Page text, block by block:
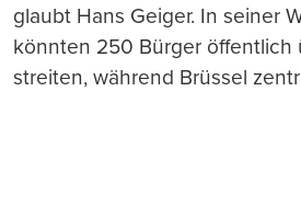
glaubt Hans Geiger. In seiner
könnten 250 Bürger öffentlich
streiten, während Brüssel